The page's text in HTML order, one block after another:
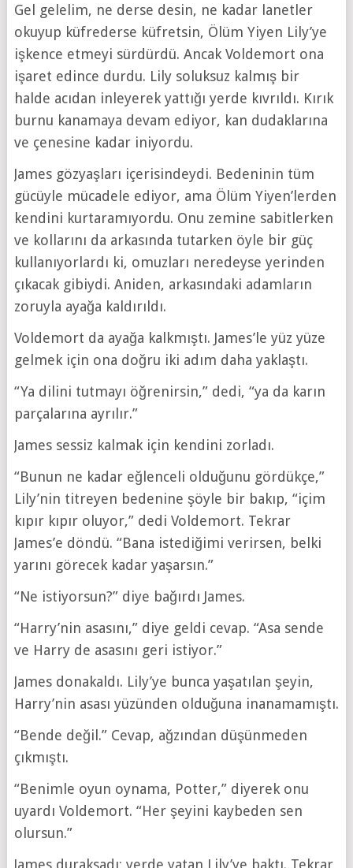
Gel gelelim, ne derse desin, ne kadar lanetler
okuyup küfrederse küfretsin, Ölüm Yiyen Lily’ye
işkence etmeyi sürdürdü. Ancak Voldemort ona
işaret edince durdu. Lily soluksuz kalmış bir
halde acıdan inleyerek yattığı yerde kıvrıldı. Kırık
burnu kanamaya devam ediyor, kan dudaklarına
ve çenesine kadar iniyordu.
James gözyaşları içerisindeydi. Bedeninin tüm
gücüyle mücadele ediyor, ama Ölüm Yiyen’lerden
kendini kurtaramıyordu. Onu zemine sabitlerken
ve kollarını da arkasında tutarken öyle bir güç
kullanıyorlardı ki, omuzları neredeyse yerinden
çıkacak gibiydi. Aniden, arkasındaki adamların
zoruyla ayağa kaldırıldı.
Voldemort da ayağa kalkmıştı. James’le yüz yüze
gelmek için ona doğru iki adım daha yaklaştı.
“Ya dilini tutmayı öğrenirsin,” dedi, “ya da karın
parçalarına ayrılır.”
James sessiz kalmak için kendini zorladı.
“Bunun ne kadar eğlenceli olduğunu gördükçe,”
Lily’nin titreyen bedenine şöyle bir bakıp, “içim
kıpır kıpır oluyor,” dedi Voldemort. Tekrar
James’e döndü. “Bana istediğimi verirsen, belki
yarını görecek kadar yaşarsın.”
“Ne istiyorsun?” diye bağırdı James.
“Harry’nin asasını,” diye geldi cevap. “Asa sende
ve Harry de asasını geri istiyor.”
James donakaldı. Lily’ye bunca yaşatılan şeyin,
Harry’nin asası yüzünden olduğuna inanamamıştı.
“Bende değil.” Cevap, ağzından düşünmeden
çıkmıştı.
“Benimle oyun oynama, Potter,” diyerek onu
uyardı Voldemort. “Her şeyini kaybeden sen
olursun.”
James duraksadı; yerde yatan Lily’ye baktı. Tekrar